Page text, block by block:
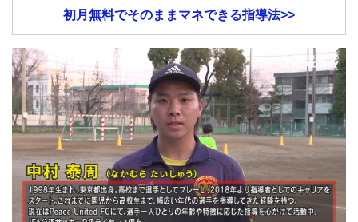
初月無料でそのままマネできる指導法>>